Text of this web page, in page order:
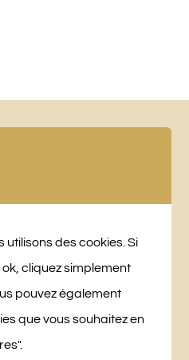
utilisons des cookies. Si
cliquez simplement
pouvez également
que vous souhaitez en